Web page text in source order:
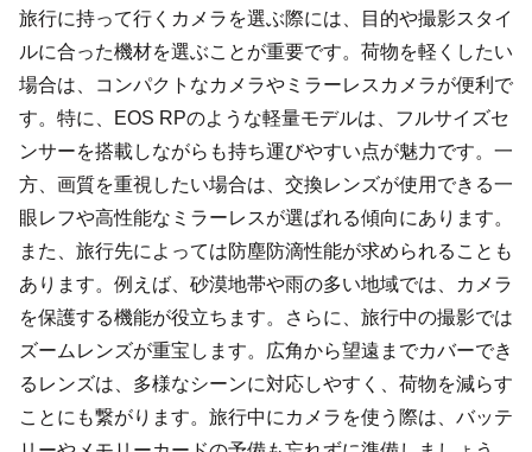
旅行に持って行くカメラを選ぶ際には、目的や撮影スタイ
ルに合った機材を選ぶことが重要です。荷物を軽くしたい
場合は、コンパクトなカメラやミラーレスカメラが便利で
す。特に、EOS RPのような軽量モデルは、フルサイズセ
ンサーを搭載しながらも持ち運びやすい点が魅力です。一
方、画質を重視したい場合は、交換レンズが使用できる一
眼レフや高性能なミラーレスが選ばれる傾向にあります。
また、旅行先によっては防塵防滴性能が求められることも
あります。例えば、砂漠地帯や雨の多い地域では、カメラ
を保護する機能が役立ちます。さらに、旅行中の撮影では
ズームレンズが重宝します。広角から望遠までカバーでき
るレンズは、多様なシーンに対応しやすく、荷物を減らす
ことにも繋がります。旅行中にカメラを使う際は、バッテ